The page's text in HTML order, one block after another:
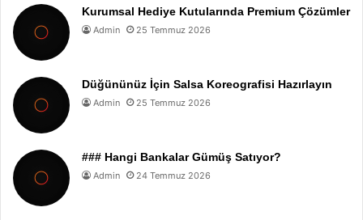
Kurumsal Hediye Kutularında Premium Çözümler
Admin 25 Temmuz 2026
Düğününüz İçin Salsa Koreografisi Hazırlayın
Admin 25 Temmuz 2026
### Hangi Bankalar Gümüş Satıyor?
Admin 24 Temmuz 2026